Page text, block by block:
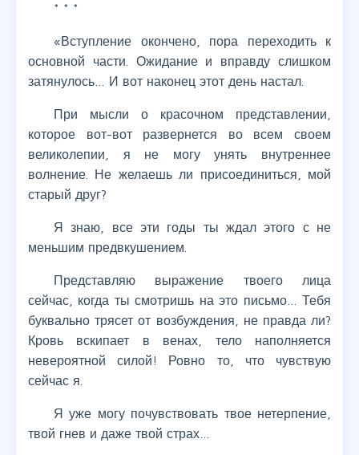
* * *
«Вступление окончено, пора переходить к
основной части. Ожидание и вправду слишком
затянулось… И вот наконец этот день настал.
При мысли о красочном представлении,
которое вот-вот развернется во всем своем
великолепии, я не могу унять внутреннее
волнение. Не желаешь ли присоединиться, мой
старый друг?
Я знаю, все эти годы ты ждал этого с не
меньшим предвкушением.
Представляю выражение твоего лица
сейчас, когда ты смотришь на это письмо… Тебя
буквально трясет от возбуждения, не правда ли?
Кровь вскипает в венах, тело наполняется
невероятной силой! Ровно то, что чувствую
сейчас я.
Я уже могу почувствовать твое нетерпение,
твой гнев и даже твой страх…